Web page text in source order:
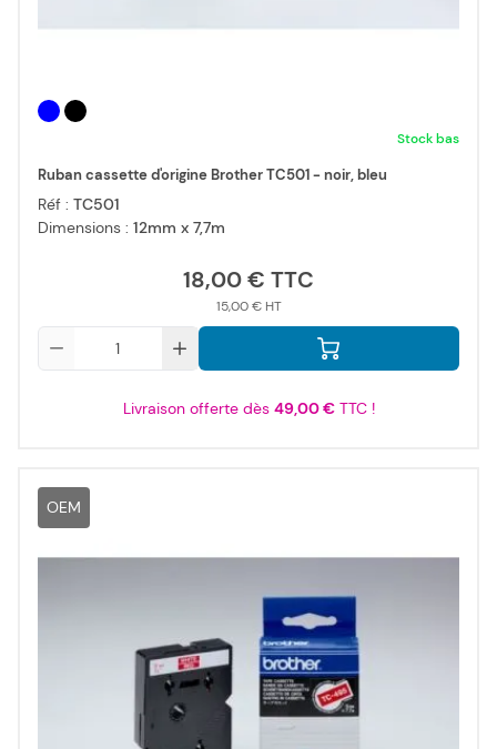
Stock bas
Ruban cassette d'origine Brother TC501 - noir, bleu
Réf : TC501
Dimensions : 12mm x 7,7m
18,00 €
15,00 €
Livraison offerte dès 49,00 €TTC !
OEM